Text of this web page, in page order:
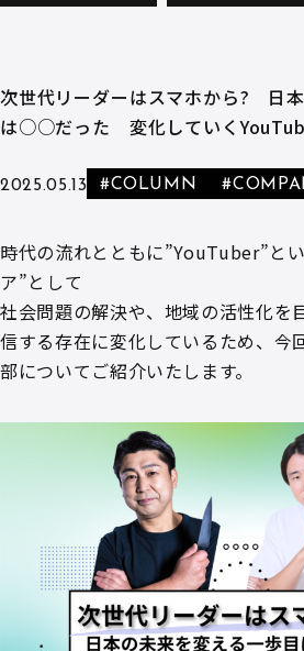
次世代リーダーはスマホから? 日
は○○だった 変化していく
2025.05.13 #COLUMN
時代の流れとともに”YouTuber”と
ア”として
社会問題の解決や、地域の活性化を
信する存在に変化しているため、今
部についてご紹介いたします。